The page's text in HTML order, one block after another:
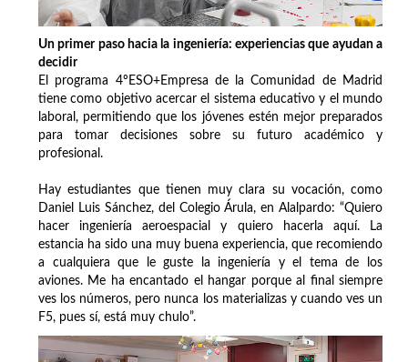
Un primer paso hacia la ingeniería: experiencias que ayudan a
decidir
El programa 4ºESO+Empresa de la Comunidad de Madrid
tiene como objetivo acercar el sistema educativo y el mundo
laboral, permitiendo que los jóvenes estén mejor preparados
para tomar decisiones sobre su futuro académico y
profesional.
Hay estudiantes que tienen muy clara su vocación, como
Daniel Luis Sánchez, del Colegio Árula, en Alalpardo: “Quiero
hacer ingeniería aeroespacial y quiero hacerla aquí. La
estancia ha sido una muy buena experiencia, que recomiendo
a cualquiera que le guste la ingeniería y el tema de los
aviones. Me ha encantado el hangar porque al final siempre
ves los números, pero nunca los materializas y cuando ves un
F5, pues sí, está muy chulo”.